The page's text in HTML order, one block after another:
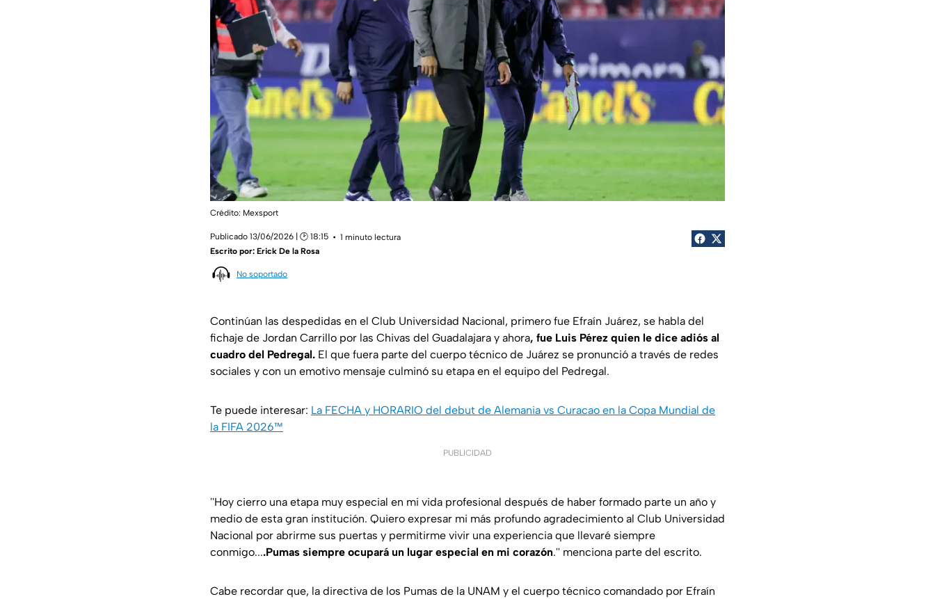
Crédito: Mexsport
Publicado 13/06/2026 | 🕑 18:15
1 minuto lectura
Escrito por: Erick De la Rosa
No soportado
Continúan las despedidas en el Club Universidad Nacional, primero fue Efraín Juárez, se habla del
fichaje de Jordan Carrillo por las Chivas del Guadalajara y ahora, fue Luis Pérez quien le dice adiós al
cuadro del Pedregal. El que fuera parte del cuerpo técnico de Juárez se pronunció a través de redes
sociales y con un emotivo mensaje culminó su etapa en el equipo del Pedregal.
Te puede interesar: La FECHA y HORARIO del debut de Alemania vs Curacao en la Copa Mundial de
la FIFA 2026™
PUBLICIDAD
''Hoy cierro una etapa muy especial en mi vida profesional después de haber formado parte un año y
medio de esta gran institución. Quiero expresar mi más profundo agradecimiento al Club Universidad
Nacional por abrirme sus puertas y permitirme vivir una experiencia que llevaré siempre
conmigo....Pumas siempre ocupará un lugar especial en mi corazón.'' menciona parte del escrito.
Cabe recordar que, la directiva de los Pumas de la UNAM y el cuerpo técnico comandado por Efraín